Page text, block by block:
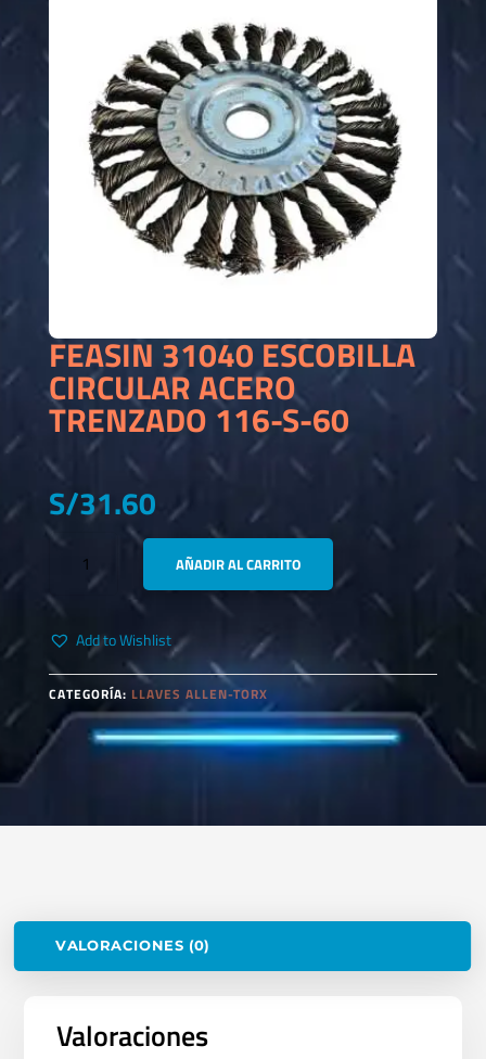
FEASIN 31040 ESCOBILLA
CIRCULAR ACERO
TRENZADO 116-S-60
S/31.60
FEASIN
31040
ESCOBILLA
ACERO
TRENZADO
116-
60
AÑADIR AL CARRITO
Add to Wishlist
CATEGORÍA: LLAVES ALLEN-TORX
VALORACIONES (0)
Valoraciones